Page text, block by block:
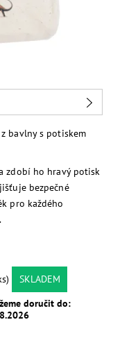
bavlny s potiskem
zdobí ho hravý potisk
bezpečné
pro každého
SKLADEM
doručit do: